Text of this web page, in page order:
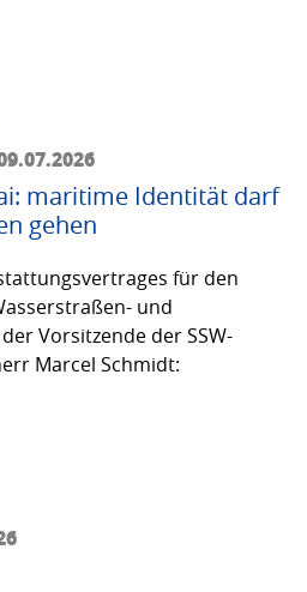
maritime Identität darf
gehen
für den
und
Vorsitzende der SSW-
Marcel Schmidt: